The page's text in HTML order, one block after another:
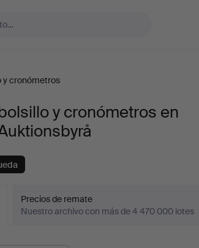
y cronómetros
y cronómetros en
Precios de remate
Nuestro archivo con más de 4 470 000 lotes